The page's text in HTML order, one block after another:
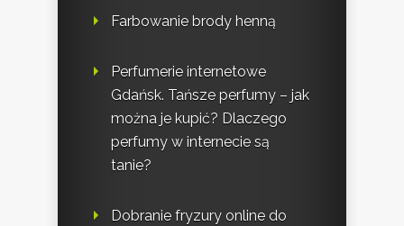
Farbowanie brody henną
Perfumerie internetowe
Gdańsk. Tańsze perfumy – jak
można je kupić? Dlaczego
perfumy w internecie są
tanie?
Dobranie fryzury online do